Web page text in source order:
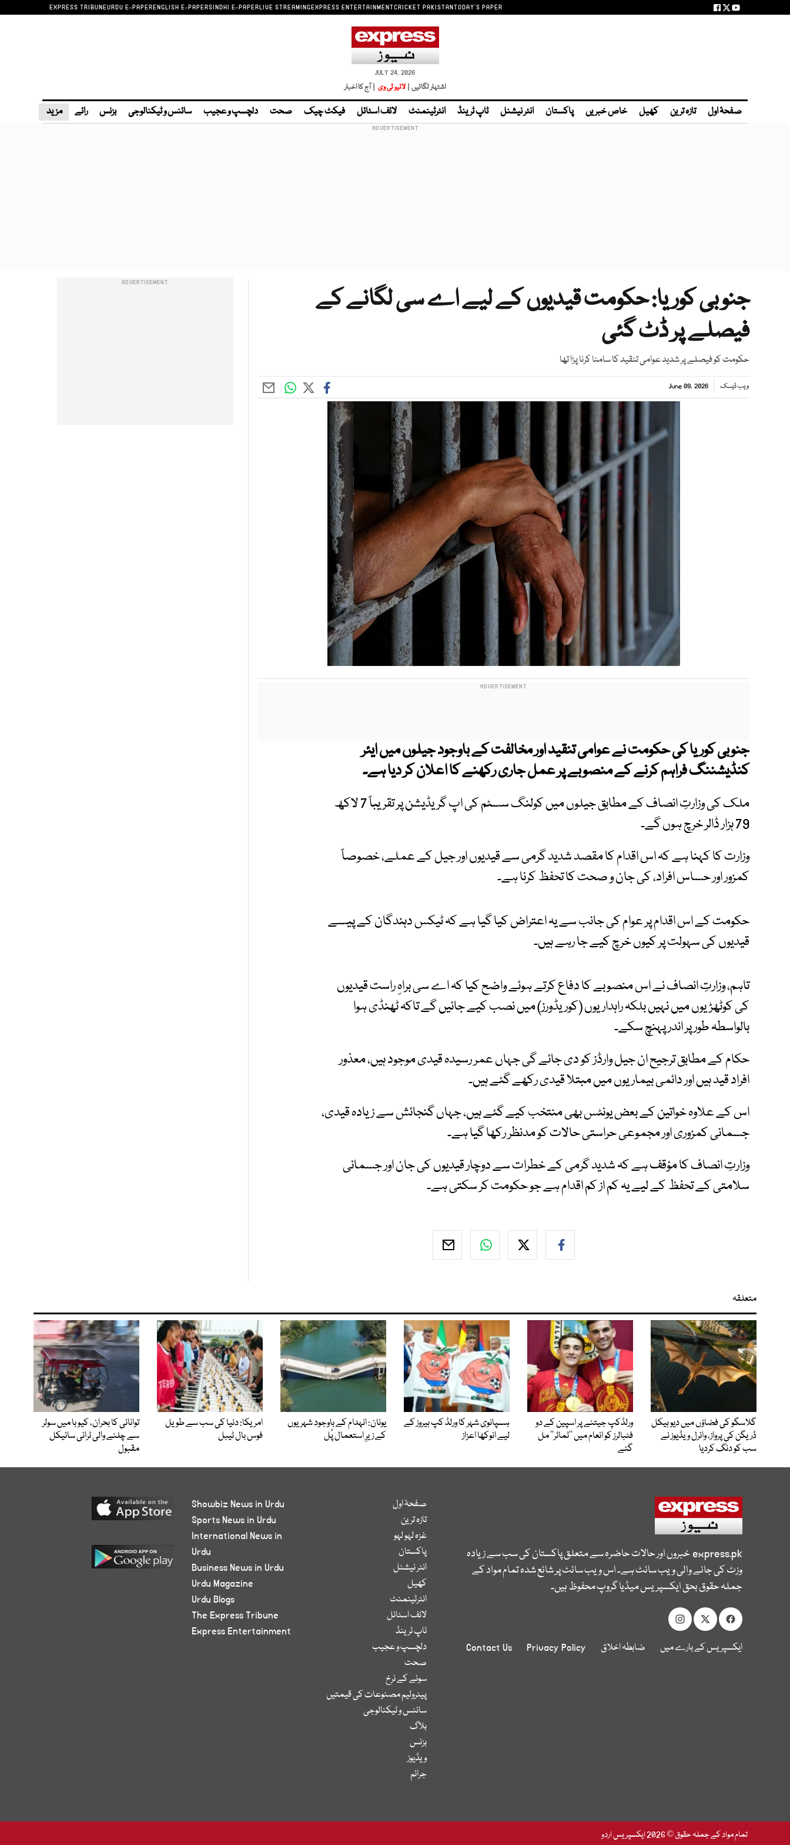
EXPRESS TRIBUNEURDU E-PAPERENGLISH E-PAPERSINDHI E-PAPERLIVE STREAMINGEXPRESS ENTERTAINMENTCRICKET PAKISTANTODAY'S PAPER
JULY 24, 2026
اشتہار لگائیں | لائیو ٹی وی | آج کا اخبار
صفحۂ اول تازہ ترین کھیل خاص خبریں پاکستان انٹر نیشنل ٹاپ ٹرینڈ انٹرٹینمنٹ لائف اسٹائل فیکٹ چیک صحت دلچسپ و عجیب سائنس و ٹیکنالوجی بزنس رائے مزید
جنوبی کوریا: حکومت قیدیوں کے لیے اے سی لگانے کے
فیصلے پر ڈٹ گئی
حکومت کو فیصلے پر شدید عوامی تنقید کا سامنا کرنا پڑا تھا
ویب ڈیسک June 09, 2026
جنوبی کوریاکی حکومت نے عوامی تنقید اور مخالفت کے باوجود جیلوں میں ایئر
کنڈیشننگ فراہم کرنے کے منصوبے پر عمل جاری رکھنے کا اعلان کر دیا ہے۔
ملک کی وزارتِ انصاف کے مطابق جیلوں میں کولنگ سسٹم کی اپ گریڈیشن پر تقریباً 7 لاکھ
79 ہزار ڈالر خرچ ہوں گے۔
وزارت کا کہنا ہے کہ اس اقدام کا مقصد شدید گرمی سے قیدیوں اور جیل کے عملے، خصوصاً
کمزور اور حساس افراد، کی جان و صحت کا تحفظ کرنا ہے۔
حکومت کے اس اقدام پر عوام کی جانب سے یہ اعتراض کیا گیا ہے کہ ٹیکس دہندگان کے پیسے
قیدیوں کی سہولت پر کیوں خرچ کیے جا رہے ہیں۔
تاہم، وزارتِ انصاف نے اس منصوبے کا دفاع کرتے ہوئے واضح کیا کہ اے سی براہِ راست قیدیوں
کی کوٹھڑیوں میں نہیں بلکہ راہداریوں (کوریڈورز) میں نصب کیے جائیں گے تاکہ ٹھنڈی ہوا
بالواسطہ طور پر اندر پہنچ سکے۔
حکام کے مطابق ترجیح ان جیل وارڈز کو دی جائے گی جہاں عمر رسیدہ قیدی موجود ہیں، معذور
افراد قید ہیں اور دائمی بیماریوں میں مبتلا قیدی رکھے گئے ہیں۔
اس کے علاوہ خواتین کے بعض یونٹس بھی منتخب کیے گئے ہیں، جہاں گنجائش سے زیادہ قیدی،
جسمانی کمزوری اور مجموعی حراستی حالات کو مدنظر رکھا گیا ہے۔
وزارتِ انصاف کا مؤقف ہے کہ شدید گرمی کے خطرات سے دوچار قیدیوں کی جان اور جسمانی
سلامتی کے تحفظ کے لیے یہ کم از کم اقدام ہے جو حکومت کر سکتی ہے۔
متعلقہ
گلاسگو کی فضاؤں میں دیو ہیکل
ڈریگن کی پرواز، وائرل ویڈیوز نے
سب کو دنگ کردیا
ورلڈکپ جیتنے پر اسپین کے دو
فٹبالرز کو انعام میں ’’ٹماٹر‘‘ مل
گئے
ہسپانوی شہر کا ورلڈ کپ ہیروز کے
لیے انوکھا اعزاز
یونان: انہدام کے باوجود شہریوں
کے زیرِ استعمال پُل
امریکا: دنیا کی سب سے طویل
فوس بال ٹیبل
توانائی کا بحران، کیوبا میں سولر
سے چلنے والی ٹرائی سائیکل
مقبول
express.pkخبروں اور حالات حاضرہ سے متعلق پاکستان کی سب سے زیادہ
وزٹ کی جانے والی ویب سائٹ ہے۔ اس ویب سائٹ پر شائع شدہ تمام مواد کے
جملہ حقوق بحق ایکسپریس میڈیا گروپ محفوظ ہیں۔
ایکسپریس کے بارے میں ضابطہ اخلاق Privacy Policy
Contact Us
صفحۂ اول
تازہ ترین
غزہ لہو لہو
پاکستان
انٹر نیشنل
کھیل
انٹرٹینمنٹ
لائف اسٹائل
ٹاپ ٹرینڈ
دلچسپ و عجیب
صحت
سونے کے نرخ
پیٹرولیم مصنوعات کی قیمتیں
سائنس و ٹیکنالوجی
بلاگ
بزنس
ویڈیوز
جرائم
Showbiz News in Urdu
Sports News in Urdu
International News in
Urdu
Business News in Urdu
Urdu Magazine
Urdu Blogs
The Express Tribune
Express Entertainment
تمام مواد کے جملہ حقوق © 2026 ایکسپریس اردو